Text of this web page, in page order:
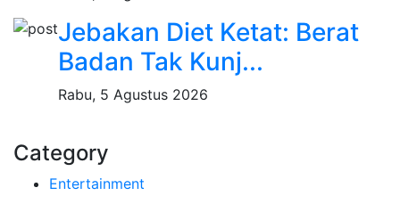
Jebakan Diet Ketat: Berat
Badan Tak Kunj...
Rabu, 5 Agustus 2026
Category
Entertainment